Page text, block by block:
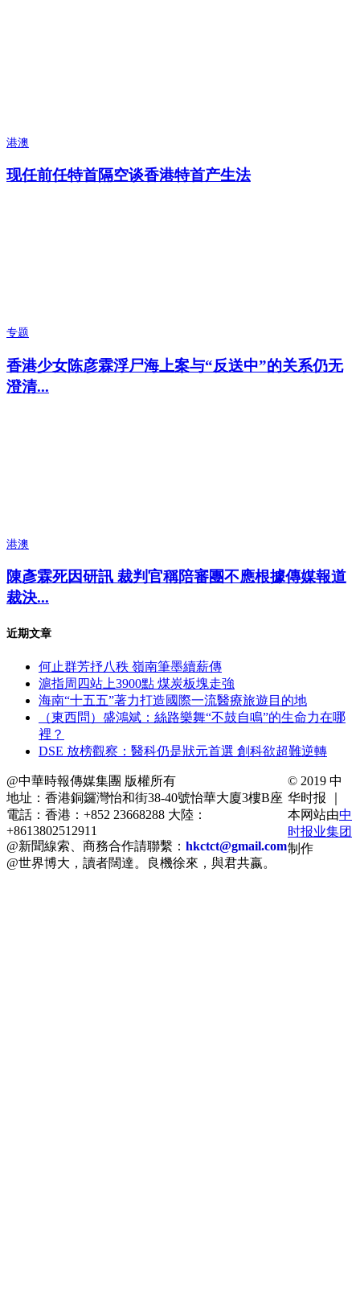
港澳
现任前任特首隔空谈香港特首产生法
专题
香港少女陈彦霖浮尸海上案与“反送中”的关系仍无
澄清...
港澳
陳彥霖死因研訊 裁判官稱陪審團不應根據傳媒報道
裁決...
近期文章
何止群芳抒八秩 嶺南筆墨續薪傳
滬指周四站上3900點 煤炭板塊走強
海南“十五五”著力打造國際一流醫療旅遊目的地
（東西問）盛鴻斌：絲路樂舞“不鼓自鳴”的生命力在哪
裡？
DSE 放榜觀察：醫科仍是狀元首選 創科欲超難逆轉
@中華時報傳媒集團 版權所有
地址：香港銅鑼灣怡和街38-40號怡華大廈3樓B座
電話：香港：+852 23668288 大陸：
+8613802512911
@新聞線索、商務合作請聯繫： hkctct@gmail.com
@世界博大，讀者闊達。良機徐來，與君共嬴。
© 2019 中
华时报 ｜
本网站由中
时报业集团
制作